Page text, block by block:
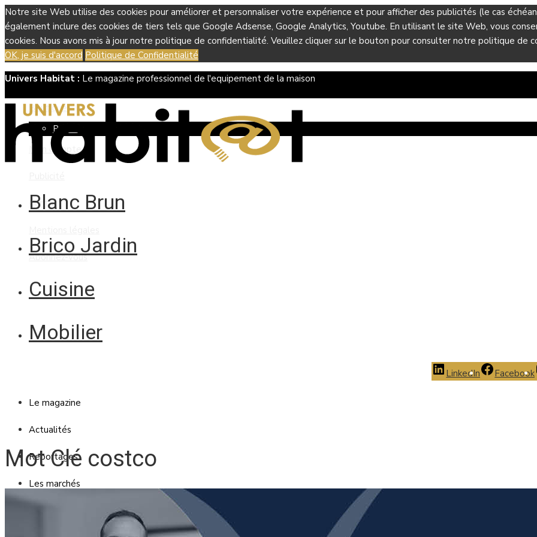
Notre site Web utilise des cookies pour améliorer et personnaliser votre expérience et pour afficher des publicités (le cas
également inclure des cookies de tiers tels que Google Adsense, Google Analytics, Youtube. En utilisant le site Web, vous
cookies. Nous avons mis à jour notre politique de confidentialité. Veuillez cliquer sur le bouton pour consulter notre politique de
OK, je suis d'accord Politique de Confidentialité
Univers Habitat : Le magazine professionnel de l'equipement de la maison
Boutique
Panier
Mon compte
Contact
Abonnez-vous
Blanc Brun
Brico Jardin
Cuisine
Mobilier
LinkedIn Facebook
Le magazine
Actualités
Reportages
Les marchés
Mot Clé costco